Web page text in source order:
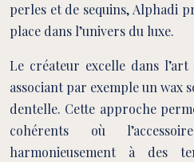
perles et de sequins, Alphadi
place dans l’univers du luxe.
Le créateur excelle dans
associant par exemple un wax
dentelle. Cette approche
cohérents où
harmonieusement à des